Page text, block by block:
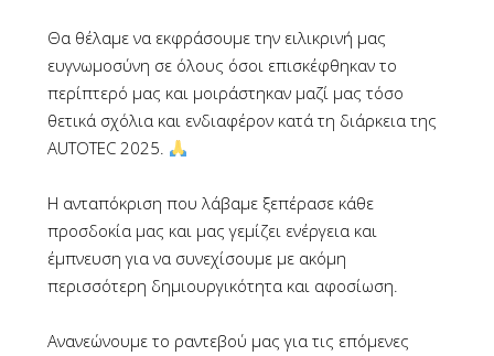
Θα θέλαμε να εκφράσουμε την ειλικρινή μας
ευγνωμοσύνη σε όλους όσοι επισκέφθηκαν το
περίπτερό μας και μοιράστηκαν μαζί μας τόσο
θετικά σχόλια και ενδιαφέρον κατά τη διάρκεια της
AUTOTEC 2025.
Η ανταπόκριση που λάβαμε ξεπέρασε κάθε
προσδοκία μας και μας γεμίζει ενέργεια και
έμπνευση για να συνεχίσουμε με ακόμη
περισσότερη δημιουργικότητα και αφοσίωση.
Ανανεώνουμε το ραντεβού μας για τις επόμενες